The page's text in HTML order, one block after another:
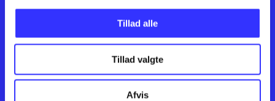
Tillad alle
Tillad valgte
Afvis Feedback
Kontakt os
English
Artikler
Film
Musik
Noder